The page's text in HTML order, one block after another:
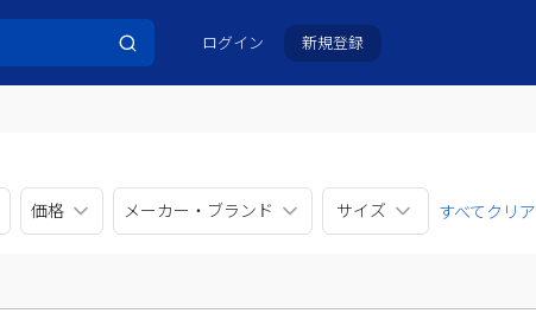
ログイン 新規登録
価格 メーカー・ブランド サイズ すべてクリア